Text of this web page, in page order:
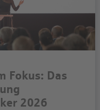
Fokus: Das
2026